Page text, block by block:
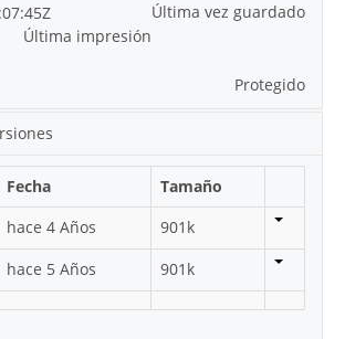
Última vez guardado
Última impresión
Protegido
Fecha
Tamaño
hace 4 Años
901k
hace 5 Años 901k